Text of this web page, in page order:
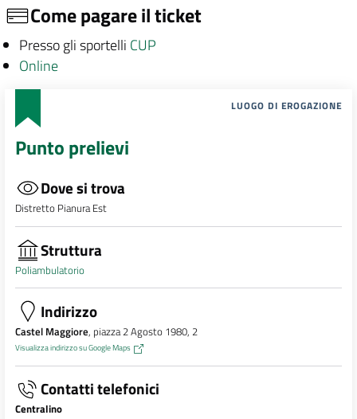
Come pagare il ticket
Presso gli sportelli CUP
Online
LUOGO DI EROGAZIONE
Punto prelievi
Dove si trova
Distretto Pianura Est
Struttura
Poliambulatorio
Indirizzo
Castel Maggiore, piazza 2 Agosto 1980, 2
Visualizza indirizzo su Google Maps
Contatti telefonici
Centralino